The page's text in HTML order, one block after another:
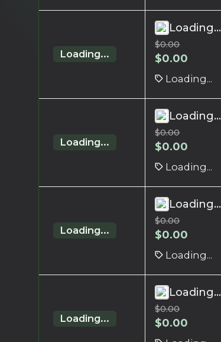
Loading...
Loading...
$0.00
$0.00
Loading...
Loading...
Loading...
$0.00
$0.00
Loading...
Loading...
Loading...
$0.00
$0.00
Loading...
Loading...
Loading...
$0.00
$0.00